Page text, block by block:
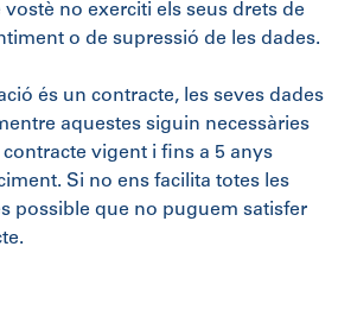
no exerciti els seus drets de
o de supressió de les dades.
és un contracte, les seves dades
aquestes siguin necessàries
vigent i fins a 5 anys
Si no ens facilita totes les
possible que no puguem satisfer